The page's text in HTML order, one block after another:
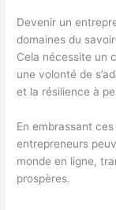
Devenir un
domaines du
Cela nécessite un
une volonté de
et la résilience à
En embrassant
entrepreneurs
monde en ligne,
prospères.